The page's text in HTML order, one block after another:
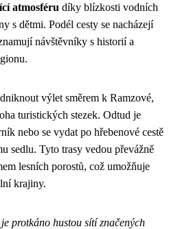
atmosféru díky blízkosti vodních
s dětmi. Podél cesty se nacházejí
návštěvníky s historií a
výlet směrem k Ramzové,
turistických stezek. Odtud je
nebo se vydat po hřebenové cestě
sedlu. Tyto trasy vedou převážně
lesních porostů, což umožňuje
krajiny.
protkáno hustou sítí značených